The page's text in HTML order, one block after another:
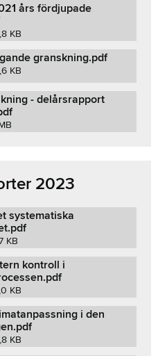
års fördjupade
KB
granskning.pdf
KB
- delårsrapport
2023
systematiska
KB
kontroll i
KB
i den
KB